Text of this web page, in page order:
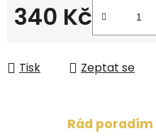
340 Kč
Tisk Zeptat se
Rád